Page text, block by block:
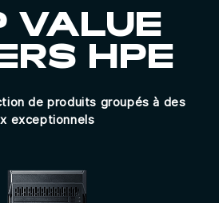
VALUE
HPE
de produits groupés à des
exceptionnels